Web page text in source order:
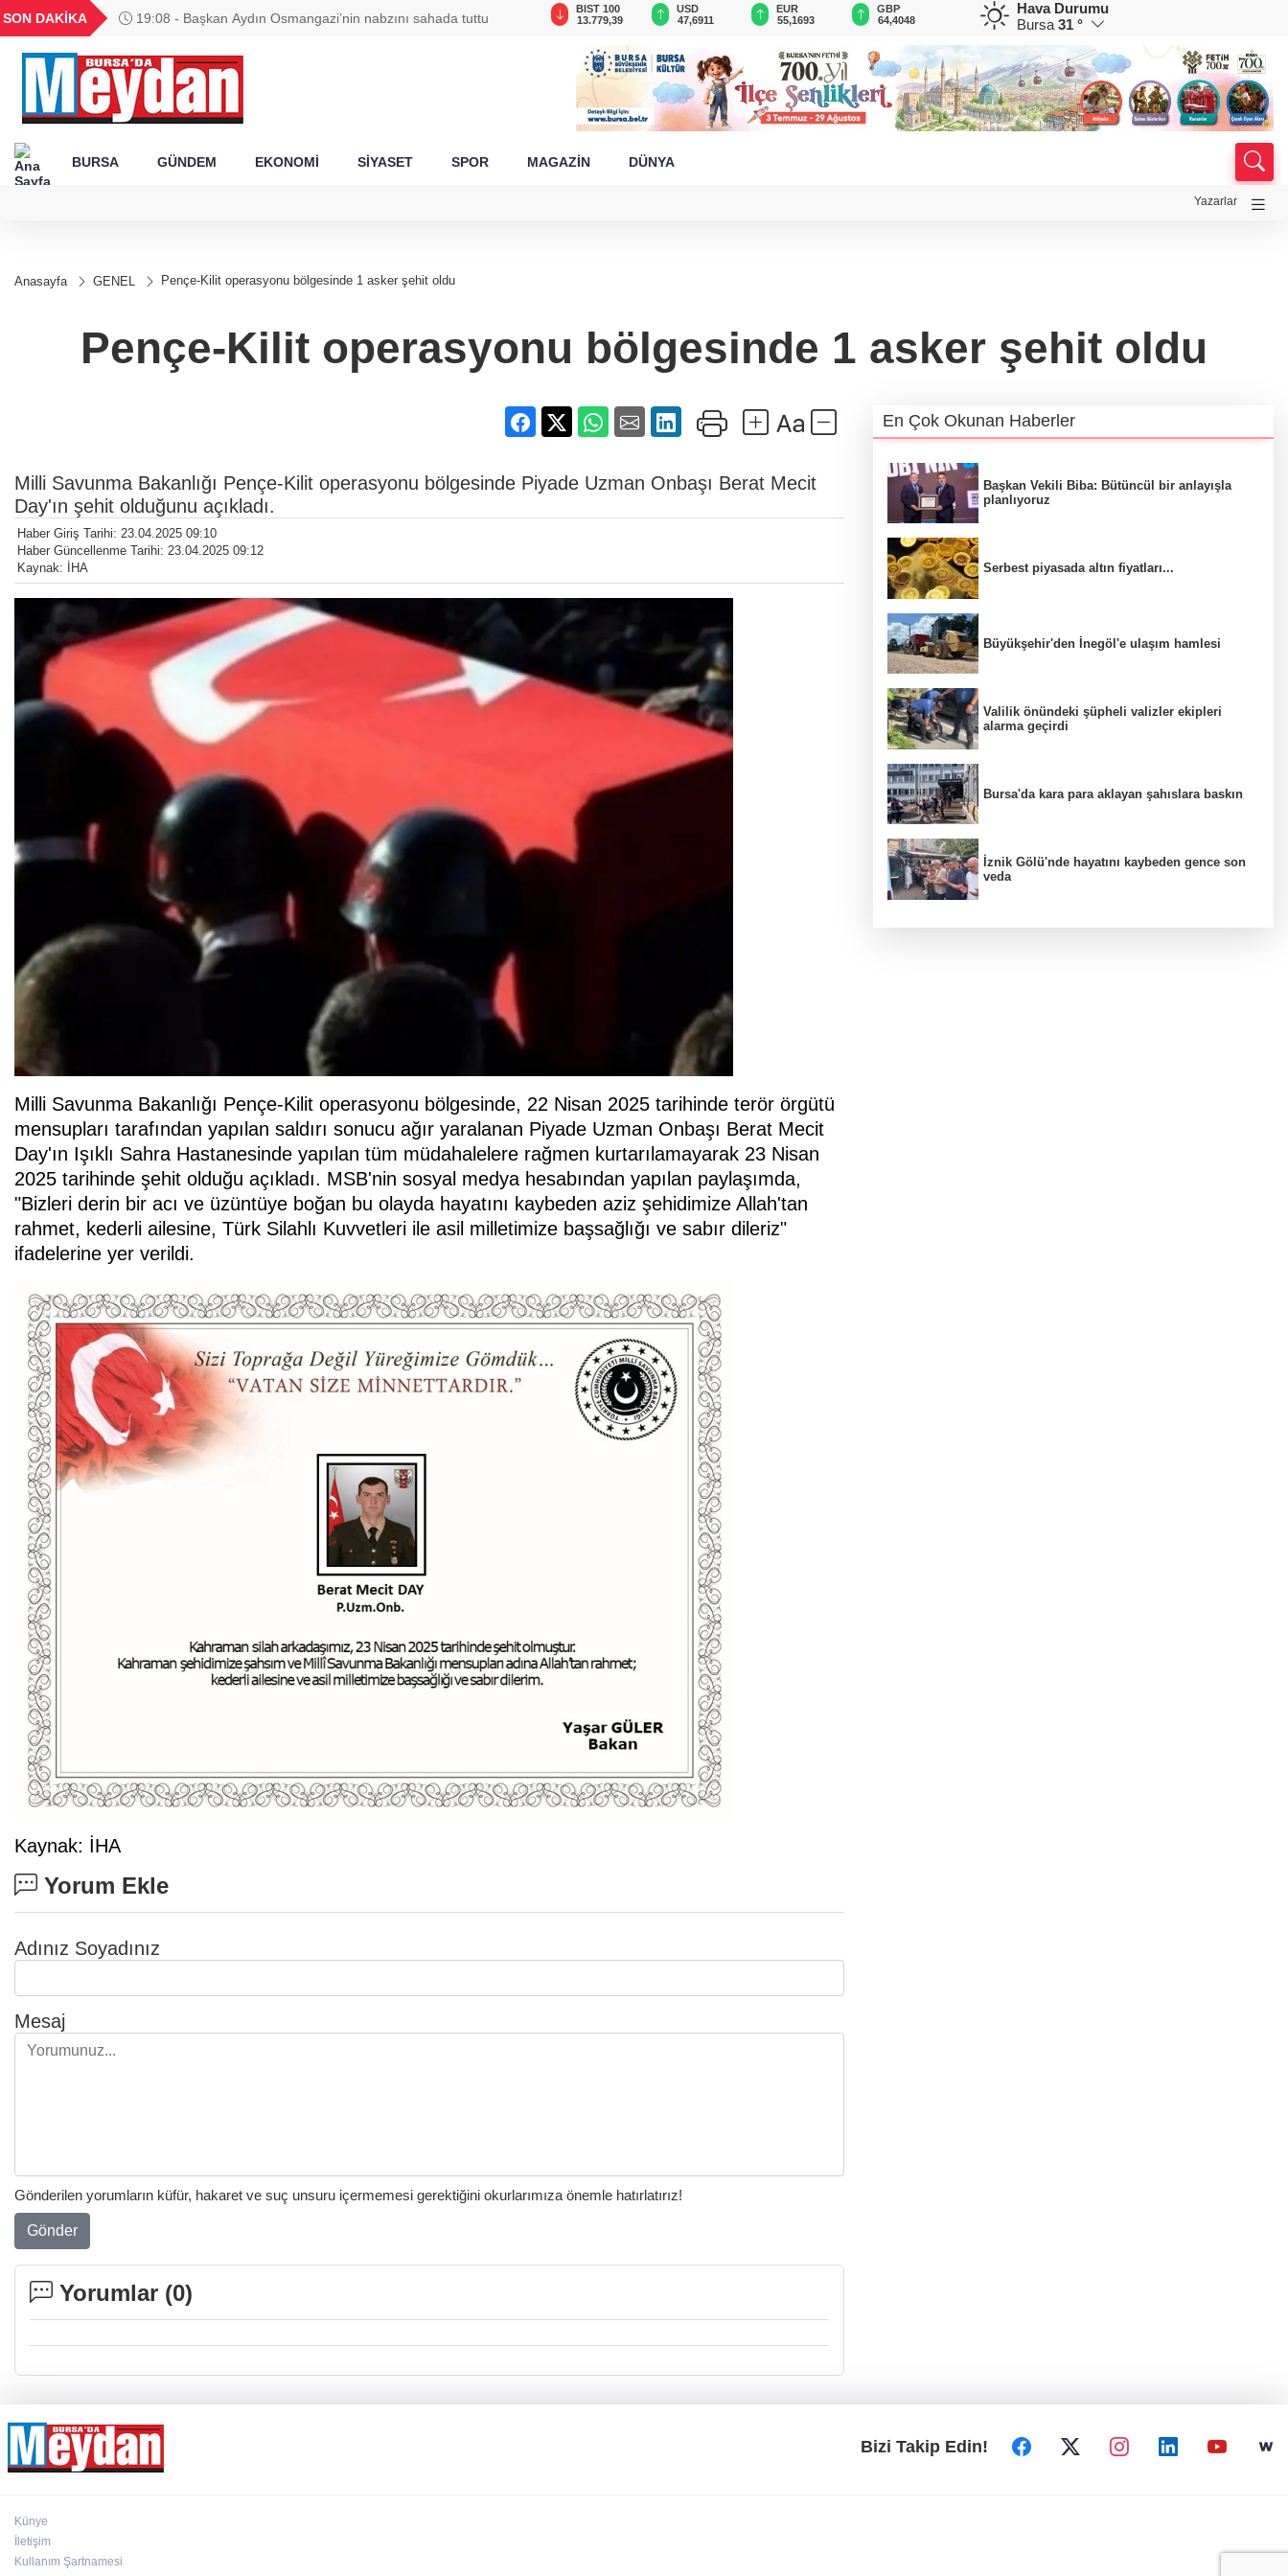
SON DAKİKA 19:08 - Başkan Aydın Osmangazi’nin nabzını sahada tuttu
GEL
18,2375
16,2380
27,9743
0,0018
6.642,27
BIST 100
13.779,39
USD
47,6911
EUR
55,1693
GBP
64,4048
CHF
59,0392
CAD
34,2196
Hava Durumu
Bursa 31 °
BURSA GÜNDEM EKONOMİ SİYASET SPOR MAGAZİN DÜNYA
Yazarlar
Anasayfa GENEL Pençe-Kilit operasyonu bölgesinde 1 asker şehit oldu
Pençe-Kilit operasyonu bölgesinde 1 asker şehit oldu
Milli Savunma Bakanlığı Pençe-Kilit operasyonu bölgesinde Piyade Uzman Onbaşı Berat Mecit
Day'ın şehit olduğunu açıkladı.
Haber Giriş Tarihi: 23.04.2025 09:10
Haber Güncellenme Tarihi: 23.04.2025 09:12
Kaynak: İHA
Milli Savunma Bakanlığı Pençe-Kilit operasyonu bölgesinde, 22 Nisan 2025 tarihinde terör örgütü
mensupları tarafından yapılan saldırı sonucu ağır yaralanan Piyade Uzman Onbaşı Berat Mecit
Day'ın Işıklı Sahra Hastanesinde yapılan tüm müdahalelere rağmen kurtarılamayarak 23 Nisan
2025 tarihinde şehit olduğu açıkladı. MSB'nin sosyal medya hesabından yapılan paylaşımda,
"Bizleri derin bir acı ve üzüntüye boğan bu olayda hayatını kaybeden aziz şehidimize Allah'tan
rahmet, kederli ailesine, Türk Silahlı Kuvvetleri ile asil milletimize başsağlığı ve sabır dileriz"
ifadelerine yer verildi.
Kaynak: İHA
Yorum Ekle
Adınız Soyadınız
Mesaj
Gönderilen yorumların küfür, hakaret ve suç unsuru içermemesi gerektiğini okurlarımıza önemle hatırlatırız!
Gönder
Yorumlar (0)
En Çok Okunan Haberler
Başkan Vekili Biba: Bütüncül bir anlayışla
planlıyoruz
Serbest piyasada altın fiyatları...
Büyükşehir'den İnegöl'e ulaşım hamlesi
Valilik önündeki şüpheli valizler ekipleri
alarma geçirdi
Bursa'da kara para aklayan şahıslara baskın
İznik Gölü'nde hayatını kaybeden gence son
veda
Bizi Takip Edin!
Künye
İletişim
Kullanım Şartnamesi